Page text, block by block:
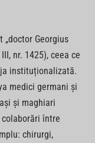
„doctor Georgius
nr. 1425), ceea ce
instituționalizată.
medici germani și
și maghiari
între
chirurgi,